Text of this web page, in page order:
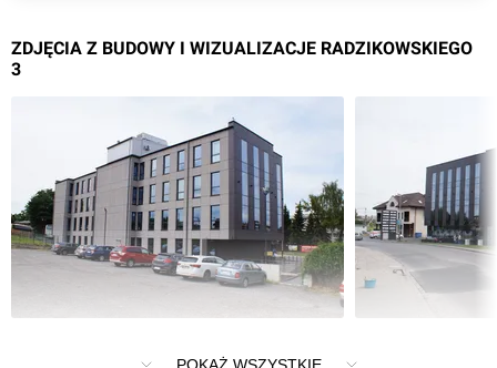
ZDJĘCIA Z BUDOWY I WIZUALIZACJE RADZIKOWSKIEGO
3
Inwestycja Radzikowskiego 3 znajduje się w Kraków
POKAŻ WSZYSTKIE